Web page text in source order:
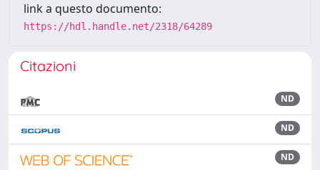
link a questo documento:
https://hdl.handle.net/2318/64289
Citazioni
ND
ND
ND